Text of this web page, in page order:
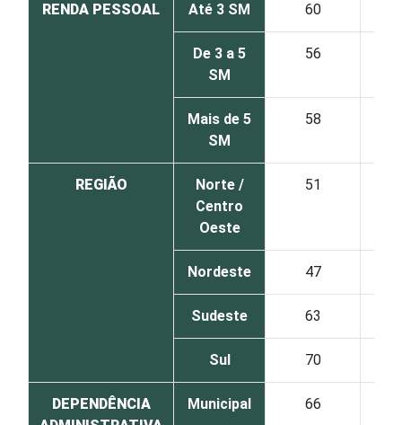
RENDA PESSOAL Até 3 SM 60
De 3 a 5
SM
56
Mais de 5
SM
58
REGIÃO
Norte /
Centro
Oeste
51
Nordeste 47
Sudeste 63
Sul 70
DEPENDÊNCIA
Municipal 66